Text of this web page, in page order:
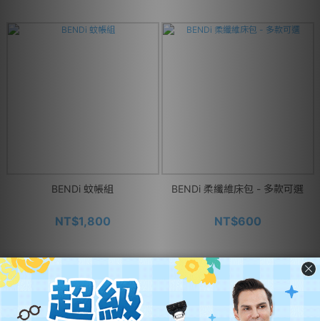
BENDi 蚊帳組
NT$1,800
BENDi 柔纖維床包 - 多款可選
NT$600